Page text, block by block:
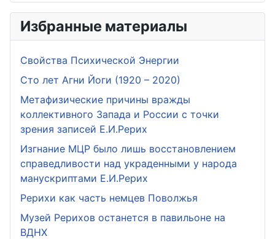
Избранные материалы
Свойства Психической Энергии
Сто лет Агни Йоги (1920 – 2020)
Метафизические причины вражды
коллективного Запада и России с точки
зрения записей Е.И.Рерих
Изгнание МЦР было лишь восстановлением
справедливости над украденными у народа
манускриптами Е.И.Рерих
Рерихи как часть немцев Поволжья
Музей Рерихов останется в павильоне на
ВДНХ